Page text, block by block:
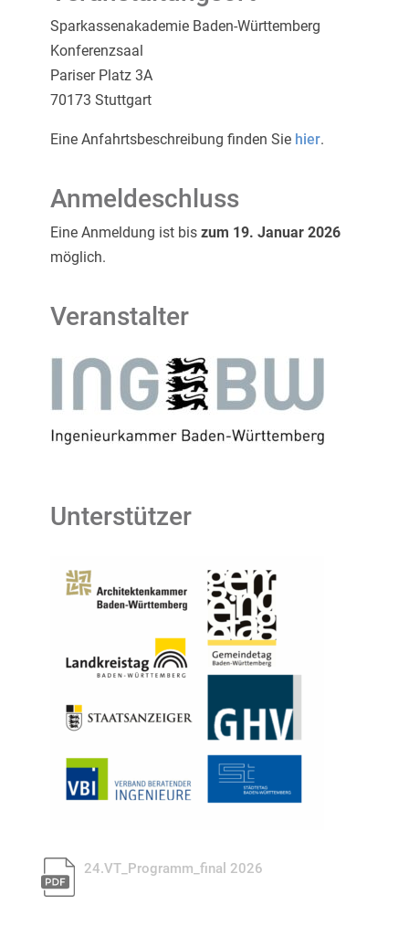
Sparkassenakademie Baden-Württemberg
Konferenzsaal
Pariser Platz 3A
70173 Stuttgart
Eine Anfahrtsbeschreibung finden Sie hier.
Anmeldeschluss
Eine Anmeldung ist bis zum 19. Januar 2026
möglich.
Veranstalter
Unterstützer
24.VT_Programm_final 2026